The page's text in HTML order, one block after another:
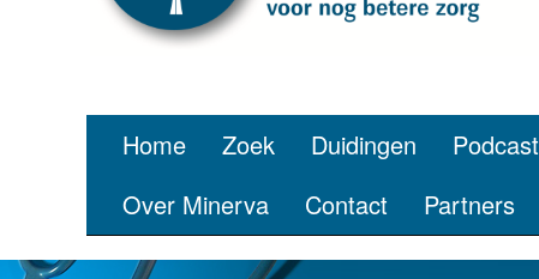
Home Zoek Duidingen Podcast
Over Minerva
Contact Partners